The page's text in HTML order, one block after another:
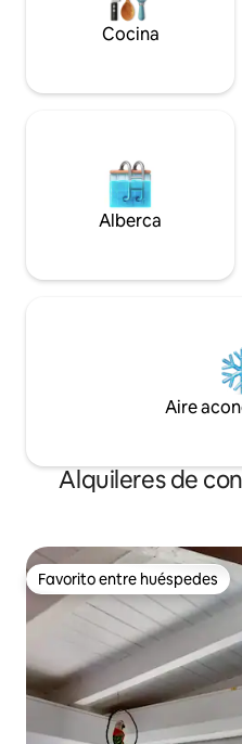
Cocina
Alberca
Aire
Alquileres de
Favorito entre huéspedes
Favorito entre huéspedes